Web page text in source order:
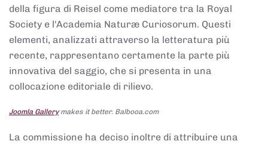
della figura di Reisel come mediatore tra la Royal
Society e l'Academia Naturæ Curiosorum. Questi
elementi, analizzati attraverso la letteratura più
recente, rappresentano certamente la parte più
innovativa del saggio, che si presenta in una
collocazione editoriale di rilievo.
Joomla Gallerymakes it better. Balbooa.com
La commissione ha deciso inoltre di attribuire una